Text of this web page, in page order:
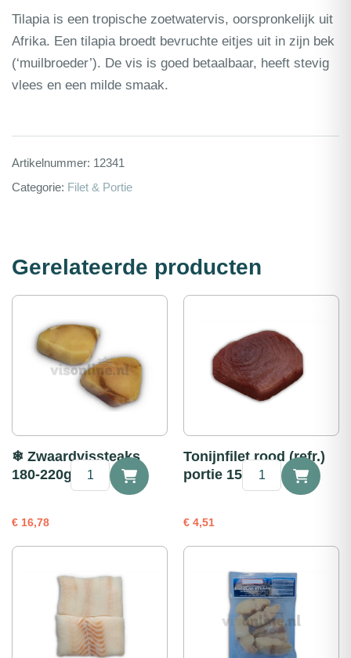
Tilapia is een tropische zoetwatervis, oorspronkelijk uit
Afrika. Een tilapia broedt bevruchte eitjes uit in zijn bek
(‘muilbroeder’). De vis is goed betaalbaar, heeft stevig
vlees en een milde smaak.
Artikelnummer: 12341
Categorie: Filet & Portie
Gerelateerde producten
❄ Zwaardvissteaks
180-220g 1kg
€ 16,78
Zwaardvissteaks
aantal
Tonijnfilet rood (refr.)
portie 150g
€ 4,51
Tonijnfilet
rood
aantal